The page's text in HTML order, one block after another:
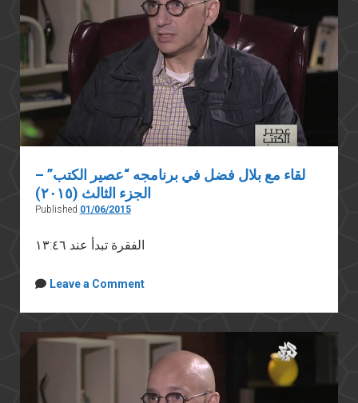
لقاء مع بلال فضل في برنامجه “عصير الكتب” –
الجزء الثالث (٢٠١٥)
Published 01/06/2015
الفقرة تبدأ عند ١٣:٤٦
Leave a Comment